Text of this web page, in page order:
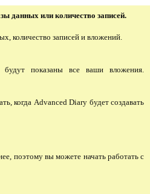
данных или количество записей.
количество записей и вложений.
показаны все ваши вложения.
когда Advanced Diary будет создавать
поэтому вы можете начать работать с